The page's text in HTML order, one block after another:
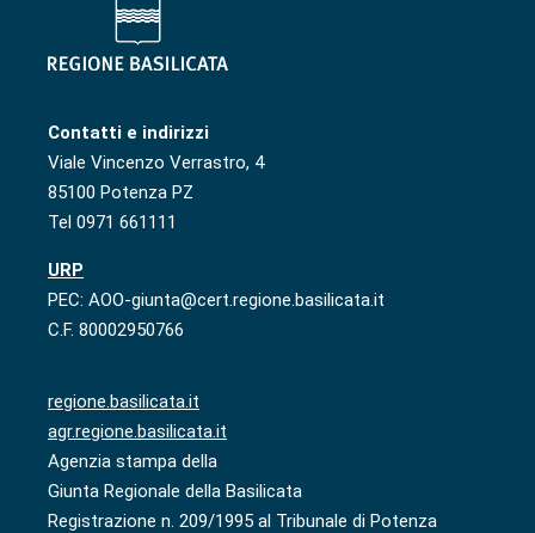
Contatti e indirizzi
Viale Vincenzo Verrastro, 4
85100 Potenza PZ
Tel 0971 661111
URP
PEC: AOO-giunta@cert.regione.basilicata.it
C.F. 80002950766
regione.basilicata.it
agr.regione.basilicata.it
Agenzia stampa della
Giunta Regionale della Basilicata
Registrazione n. 209/1995 al Tribunale di Potenza